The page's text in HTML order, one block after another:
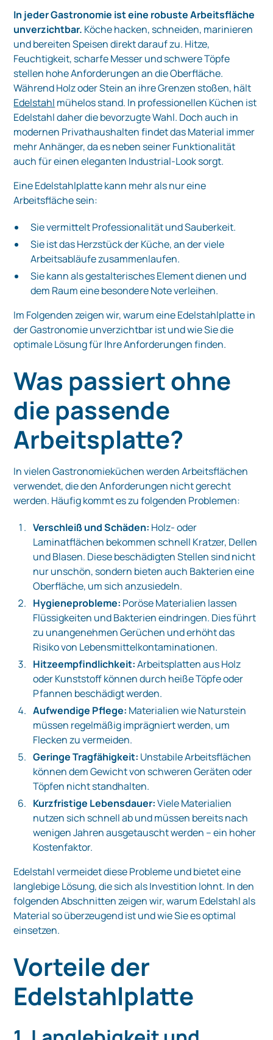
In jeder Gastronomie ist eine robuste Arbeitsfläche
unverzichtbar. Köche hacken, schneiden, marinieren
und bereiten Speisen direkt darauf zu. Hitze,
Feuchtigkeit, scharfe Messer und schwere Töpfe
stellen hohe Anforderungen an die Oberfläche.
Während Holz oder Stein an ihre Grenzen stoßen, hält
Edelstahl mühelos stand. In professionellen Küchen ist
Edelstahl daher die bevorzugte Wahl. Doch auch in
modernen Privathaushalten findet das Material immer
mehr Anhänger, da es neben seiner Funktionalität
auch für einen eleganten Industrial‑Look sorgt.
Eine Edelstahlplatte kann mehr als nur eine
Arbeitsfläche sein:
Sie vermittelt Professionalität und Sauberkeit.
Sie ist das Herzstück der Küche, an der viele
Arbeitsabläufe zusammenlaufen.
Sie kann als gestalterisches Element dienen und
dem Raum eine besondere Note verleihen.
Im Folgenden zeigen wir, warum eine Edelstahlplatte in
der Gastronomie unverzichtbar ist und wie Sie die
optimale Lösung für Ihre Anforderungen finden.
Was passiert ohne
die passende
Arbeitsplatte?
In vielen Gastronomieküchen werden Arbeitsflächen
verwendet, die den Anforderungen nicht gerecht
werden. Häufig kommt es zu folgenden Problemen:
Verschleiß und Schäden: Holz- oder
Laminatflächen bekommen schnell Kratzer, Dellen
und Blasen. Diese beschädigten Stellen sind nicht
nur unschön, sondern bieten auch Bakterien eine
Oberfläche, um sich anzusiedeln.
Hygieneprobleme: Poröse Materialien lassen
Flüssigkeiten und Bakterien eindringen. Dies führt
zu unangenehmen Gerüchen und erhöht das
Risiko von Lebensmittelkontaminationen.
Hitzeempfindlichkeit:Arbeitsplatten aus Holz
oder Kunststoff können durch heiße Töpfe oder
Pfannen beschädigt werden.
Aufwendige Pflege: Materialien wie Naturstein
müssen regelmäßig imprägniert werden, um
Flecken zu vermeiden.
Geringe Tragfähigkeit: Unstabile Arbeitsflächen
können dem Gewicht von schweren Geräten oder
Töpfen nicht standhalten.
Kurzfristige Lebensdauer:Viele Materialien
nutzen sich schnell ab und müssen bereits nach
wenigen Jahren ausgetauscht werden – ein hoher
Kostenfaktor.
Edelstahl vermeidet diese Probleme und bietet eine
langlebige Lösung, die sich als Investition lohnt. In den
folgenden Abschnitten zeigen wir, warum Edelstahl als
Material so überzeugend ist und wie Sie es optimal
einsetzen.
Vorteile der
Edelstahlplatte